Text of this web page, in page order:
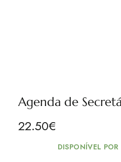
Agenda de
22.50€
DISPONÍVEL